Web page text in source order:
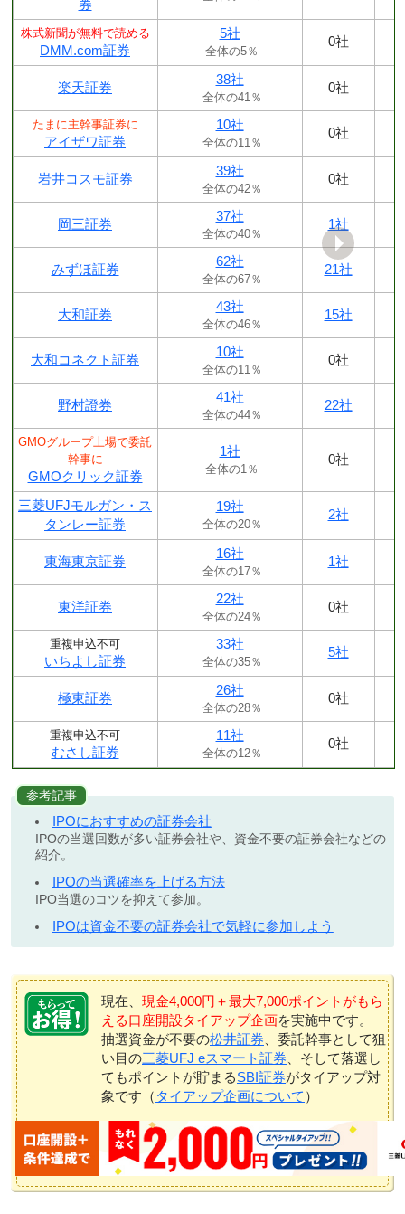
券
株式新聞が無料で読める
DMM.com証券
5社
全体の5％
0社
楽天証券
38社
全体の41％
0社
たまに主幹事証券に
アイザワ証券
10社
全体の11％
0社
岩井コスモ証券
39社
全体の42％
0社
岡三証券
37社
全体の40％
1社
みずほ証券
62社
全体の67％
21社
大和証券
43社
全体の46％
15社
大和コネクト証券
10社
全体の11％
0社
野村證券
41社
全体の44％
22社
GMOグループ上場で委託
幹事に
GMOクリック証券
1社
全体の1％
0社
三菱UFJモルガン・ス
タンレー証券
19社
全体の20％
2社
東海東京証券
16社
全体の17％
1社
東洋証券
22社
全体の24％
0社
重複申込不可
いちよし証券
33社
全体の35％
5社
極東証券
26社
全体の28％
0社
重複申込不可
むさし証券
11社
全体の12％
0社
参考記事
IPOにおすすめの証券会社
IPOの当選回数が多い証券会社や、資金不要の証券会社などの
紹介。
IPOの当選確率を上げる方法
IPO当選のコツを抑えて参加。
IPOは資金不要の証券会社で気軽に参加しよう
現在、 現金4,000円＋最大7,000ポイントがもら
える口座開設タイアップ企画を実施中です。
抽選資金が不要の松井証券 、委託幹事として狙
い目の三菱UFJ eスマート証券 、そして落選し
てもポイントが貯まるSBI証券がタイアップ対
象です（ タイアップ企画について ）